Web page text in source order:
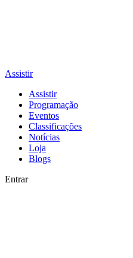
Assistir
Assistir
Programação
Eventos
Classificações
Notícias
Loja
Blogs
Entrar